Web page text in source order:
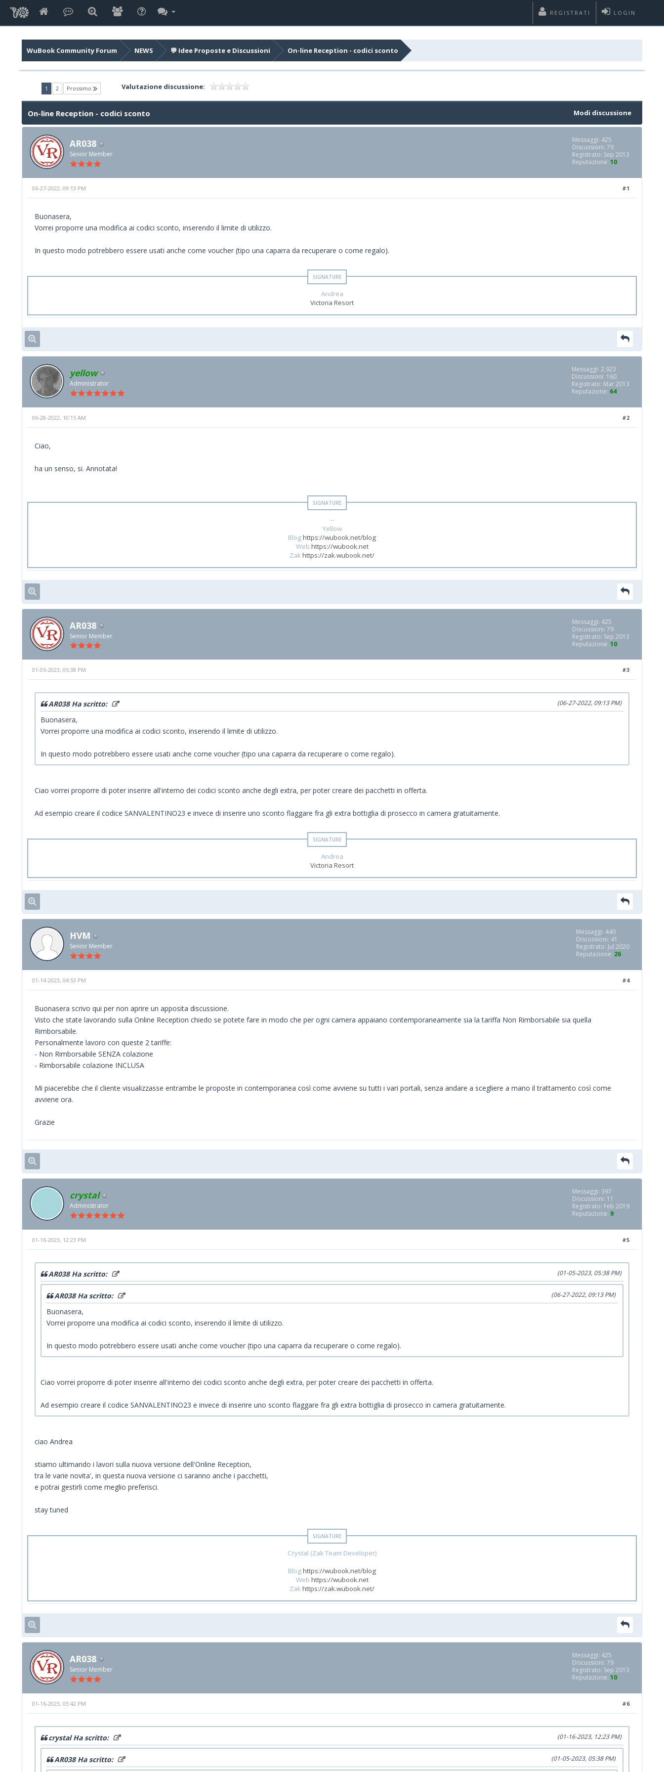
LOGIN
REGISTRATI
WuBook Community Forum NEWS 💬 Idee Proposte e Discussioni On-line Reception - codici sconto
1 (current)
2 Prossimo Valutazione discussione:
Modi discussione
On-line Reception - codici sconto
AR038
Senior Member
Messaggi: 425
Discussioni: 79
Registrato: Sep 2013
Reputazione: 10
#1
06-27-2022, 09:13 PM
Buonasera,
Vorrei proporre una modifica ai codici sconto, inserendo il limite di utilizzo.
In questo modo potrebbero essere usati anche come voucher (tipo una caparra da recuperare o come regalo).
Andrea
Victoria Resort
yellow
Administrator
Messaggi: 2,923
Discussioni: 160
Registrato: Mar 2013
Reputazione: 64
#2
06-28-2022, 10:15 AM
Ciao,
ha un senso, si. Annotata!
--
Yellow
Bloghttps://wubook.net/blog
Web https://wubook.net
Zak https://zak.wubook.net/
AR038
Senior Member
Messaggi: 425
Discussioni: 79
Registrato: Sep 2013
Reputazione: 10
#3
01-05-2023, 05:38 PM
(06-27-2022, 09:13 PM)
AR038 Ha scritto:
Buonasera,
Vorrei proporre una modifica ai codici sconto, inserendo il limite di utilizzo.
In questo modo potrebbero essere usati anche come voucher (tipo una caparra da recuperare o come regalo).
Ciao vorrei proporre di poter inserire all'interno dei codici sconto anche degli extra, per poter creare dei pacchetti in offerta.
Ad esempio creare il codice SANVALENTINO23 e invece di inserire uno sconto flaggare fra gli extra bottiglia di prosecco in camera gratuitamente.
Andrea
Victoria Resort
HVM
Senior Member
Messaggi: 440
Discussioni: 41
Registrato: Jul 2020
Reputazione: 26
#4
01-14-2023, 04:53 PM
Buonasera scrivo qui per non aprire un apposita discussione.
Visto che state lavorando sulla Online Reception chiedo se potete fare in modo che per ogni camera appaiano contemporaneamente sia la tariffa Non Rimborsabile sia quella
Rimborsabile.
Personalmente lavoro con queste 2 tariffe:
- Non Rimborsabile SENZA colazione
- Rimborsabile colazione INCLUSA
Mi piacerebbe che il cliente visualizzasse entrambe le proposte in contemporanea così come avviene su tutti i vari portali, senza andare a scegliere a mano il trattamento così come
avviene ora.
Grazie
crystal
Administrator
Messaggi: 397
Discussioni: 11
Registrato: Feb 2019
Reputazione: 9
#5
01-16-2023, 12:23 PM
(01-05-2023, 05:38 PM)
AR038 Ha scritto:
(06-27-2022, 09:13 PM)
AR038 Ha scritto:
Buonasera,
Vorrei proporre una modifica ai codici sconto, inserendo il limite di utilizzo.
In questo modo potrebbero essere usati anche come voucher (tipo una caparra da recuperare o come regalo).
Ciao vorrei proporre di poter inserire all'interno dei codici sconto anche degli extra, per poter creare dei pacchetti in offerta.
Ad esempio creare il codice SANVALENTINO23 e invece di inserire uno sconto flaggare fra gli extra bottiglia di prosecco in camera gratuitamente.
ciao Andrea
stiamo ultimando i lavori sulla nuova versione dell'Online Reception,
tra le varie novita', in questa nuova versione ci saranno anche i pacchetti,
e potrai gestirli come meglio preferisci.
stay tuned
Crystal (Zak Team Developer)
Bloghttps://wubook.net/blog
Web https://wubook.net
Zakhttps://zak.wubook.net/
AR038
Senior Member
Messaggi: 425
Discussioni: 79
Registrato: Sep 2013
Reputazione: 10
#6
01-16-2023, 03:42 PM
(01-16-2023, 12:23 PM)
crystal Ha scritto:
(01-05-2023, 05:38 PM)
AR038 Ha scritto: